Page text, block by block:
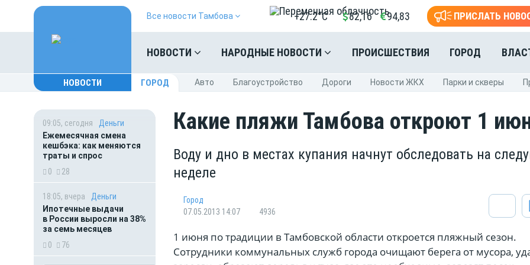
Все новости Тамбова +27.2°C 82,16 94,83 ПРИСЛАТЬ
НОВОСТИ НАРОДНЫЕ НОВОСТИ ПРОИСШЕСТВИЯ ГОРОД
НОВОСТИ ГОРОД Авто Благоустройство Дороги Новости ЖКХ Парки и скверы
09:05, сегодня
Деньги
Ежемесячная смена
кешбэка: как меняются
траты и спрос
0
28
18:05, вчера
Деньги
Ипотечные выдачи
в России выросли на 38%
за семь месяцев
0
76
Какие пляжи Тамбова откроют 1
Воду и дно в местах купания начнут обследовать на
неделе
Город
07.05.2013 14:07
4936
1 июня по традиции в Тамбовской области откроется пляжный сезон.
Сотрудники коммунальных служб города очищают берега от мусора,